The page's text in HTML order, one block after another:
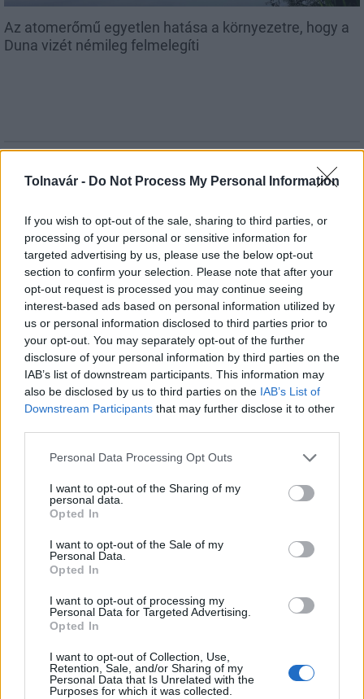
Tolnavár - Do Not Process My Personal Information
If you wish to opt-out of the sale, sharing to third parties, or
processing of your personal or sensitive information for
targeted advertising by us, please use the below opt-out
section to confirm your selection. Please note that after your
opt-out request is processed you may continue seeing
interest-based ads based on personal information utilized by
us or personal information disclosed to third parties prior to
your opt-out. You may separately opt-out of the further
disclosure of your personal information by third parties on the
IAB’s list of downstream participants. This information may
also be disclosed by us to third parties on the IAB’s List of
Downstream Participants that may further disclose it to other
Please note that this website/app uses one or more Google
not limited to your visit or usage behaviour. You may click to
grant or deny consent to Google and its third-party tags to
use your data for below specified purposes in below Google
consent section.
Personal Data Processing Opt Outs
I want to opt-out of the Sharing of my
personal data.
Opted In
I want to opt-out of the Sale of my
Personal Data.
Opted In
I want to opt-out of processing my
Personal Data for Targeted Advertising.
Opted In
I want to opt-out of Collection, Use,
Retention, Sale, and/or Sharing of my
Personal Data that Is Unrelated with the
Purposes for which it was collected.
Az atomerőmű egyetlen hatása a környezetre, hogy a
Duna vizét némileg felmelegíti
Mi épül?
Másfélszeresére bővítik Hódmezővásárhely jó hírű
A Szőnyi Benjámin Általános Iskola fejlesztését a FERROÉP
kivitelezheti; a munkák csaknem egy évig tartanak majd.
Látványos építési szakasz indult be a
mérföldköve a felülvizsgálat
árnyékában?